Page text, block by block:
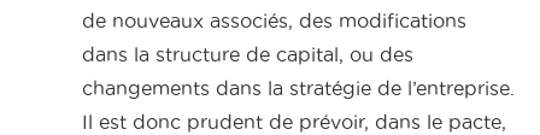
de nouveaux associés, des modifications
dans la structure de capital, ou des
changements dans la stratégie de l’entreprise.
Il est donc prudent de prévoir, dans le pacte,